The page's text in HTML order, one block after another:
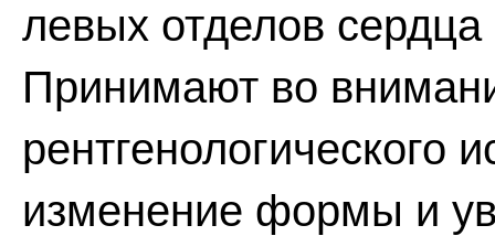
левых отделов
Принимают во
рентгенологического
изменение формы и